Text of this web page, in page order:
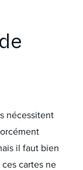
nécessitent
il faut bien
cartes ne